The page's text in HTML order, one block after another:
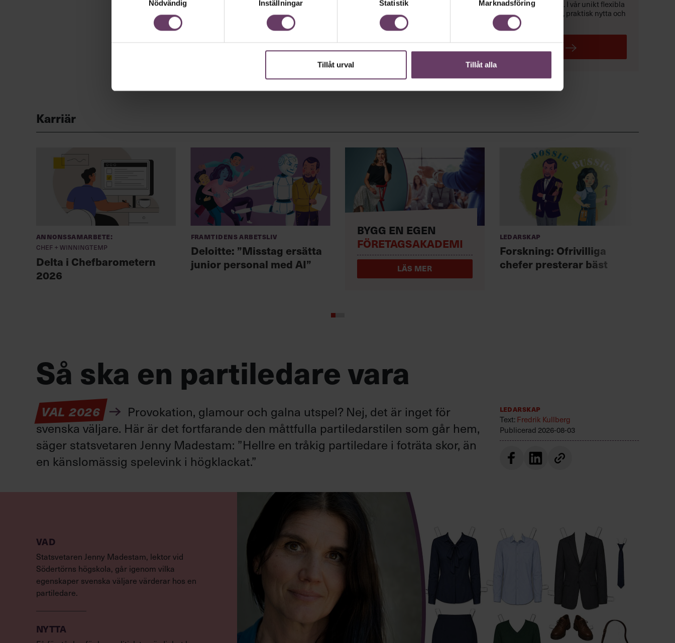
Nödvändig
Inställningar Statistik Marknadsföring
Tillåt urval Tillåt alla
verksamhet –med affärsfokus . I vår unikt flexibla
Executive MBAfår du träning, praktisk nytta och
ett exklusivt chefsnätverk.
Karriär
Annonssamarbete:
Chef + Winningtemp
Delta i Chefbarometern
2026
Framtidens arbetsliv
Deloitte: ”Misstag ersätta
junior personal med AI”
BYGG EN EGEN
FÖRETAGSAKADEMI
LÄS MER
Ledarskap
Forskning: Ofrivilliga
chefer presterar bäst
Så ska en partiledare vara
VAL 2026
Provokation, glamour och galna utspel? Nej, det är inget för
svenska väljare. Här är det fortfarande den måttfulla partiledarstilen som går hem,
säger statsvetaren Jenny Madestam: ”Hellre en tråkig partiledare i foträta skor, än
en känslomässig spelevink i högklackat.”
Ledarskap
Text: Fredrik Kullberg
Publicerad 2026-08-03
VAD
Statsvetaren Jenny Madestam, lektor vid
Södertörns högskola, går igenom vilka
egenskaper svenska väljare värderar hos en
partiledare.
NYTTA